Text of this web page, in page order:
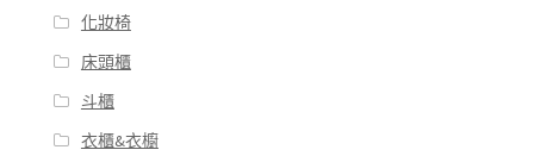
化妝椅
床頭櫃
斗櫃
衣櫃&衣櫥